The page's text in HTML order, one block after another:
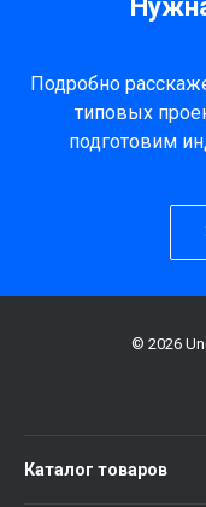
Подробно
типовых
подготовим
© 2026
Каталог товаров